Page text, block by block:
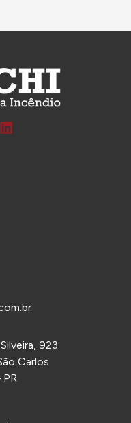
923
Carlos